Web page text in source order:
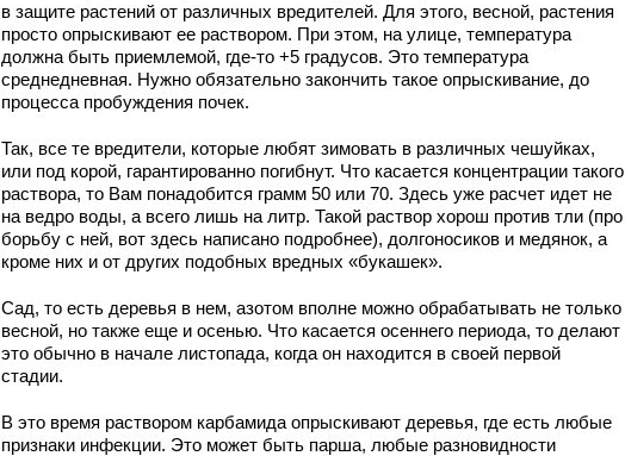
в защите растений от различных вредителей. Для этого, весной, растения
просто опрыскивают ее раствором. При этом, на улице, температура
должна быть приемлемой, где-то +5 градусов. Это температура
среднедневная. Нужно обязательно закончить такое опрыскивание, до
процесса пробуждения почек.
Так, все те вредители, которые любят зимовать в различных чешуйках,
или под корой, гарантированно погибнут. Что касается концентрации такого
раствора, то Вам понадобится грамм 50 или 70. Здесь уже расчет идет не
на ведро воды, а всего лишь на литр. Такой раствор хорош против тли (про
борьбу с ней, вот здесь написано подробнее), долгоносиков и медянок, а
кроме них и от других подобных вредных «букашек».
Сад, то есть деревья в нем, азотом вполне можно обрабатывать не только
весной, но также еще и осенью. Что касается осеннего периода, то делают
это обычно в начале листопада, когда он находится в своей первой
стадии.
В это время раствором карбамида опрыскивают деревья, где есть любые
признаки инфекции. Это может быть парша, любые разновидности